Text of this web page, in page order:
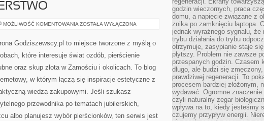
MOŻLIWOŚĆ KOMENTOWANIA ZŁOTNICTWO
ZOSTAŁA WYŁĄCZONA
Godziszewscy.pl to miejsce tworzone z myślą o
które interesuje świat ozdób, pierścienie
oraz skup złota w Zamościu i okolicach. To blog
w którym łączą się inspiracje estetyczne z
wiedzą zakupowymi. Jeśli szukasz
przewodnika po tematach jubilerskich,
albo planujesz wybór pierścionków, ten serwis jest
godzin wieczornych, praca
domu, a napięcie związane z
znika po zamknięciu laptopa.
jednak wyraźnego sygnału,
trybu działania do trybu
otrzymuje, zasypianie staje
płytszy. Problem nie zawsze
przespanych godzin. Czasem
długo, ale budzi się
prawdziwej regeneracji. To
procesem bardziej złożonym,
wydawać. Ogromne
czyli naturalny zegar
wpływa na to, kiedy jesteśmy
czujemy przypływ energii.